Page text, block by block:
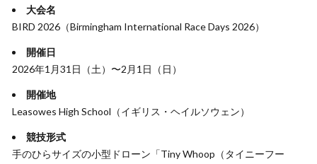
大会名
BIRD 2026（Birmingham International Race Days 2026）
開催日
2026年1月31日（土）〜2月1日（日）
開催地
Leasowes High School（イギリス・ヘイルソウェン）
競技形式
手のひらサイズの小型ドローン「Tiny Whoop（タイニーフー